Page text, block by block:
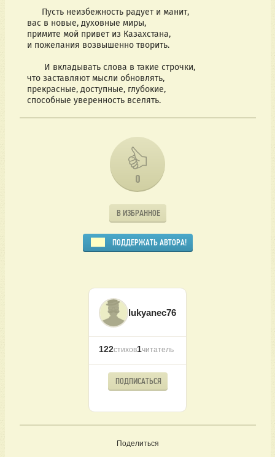
Пусть неизбежность радует и манит,
вас в новые, духовные миры,
примите мой привет из Казахстана,
и пожелания возвышенно творить.
И вкладывать слова в такие строчки,
что заставляют мысли обновлять,
прекрасные, доступные, глубокие,
способные уверенность вселять.
0
В ИЗБРАННОЕ
ПОДДЕРЖАТЬ АВТОРА!
lukyanec76
122стихов1читатель
ПОДПИСАТЬСЯ
Поделиться